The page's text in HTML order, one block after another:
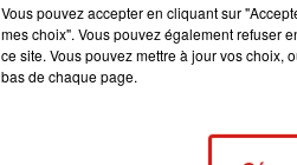
Vous pouvez accepter en cliquant sur
mes choix". Vous pouvez également refuser
ce site. Vous pouvez mettre à jour vos choix,
bas de chaque page.